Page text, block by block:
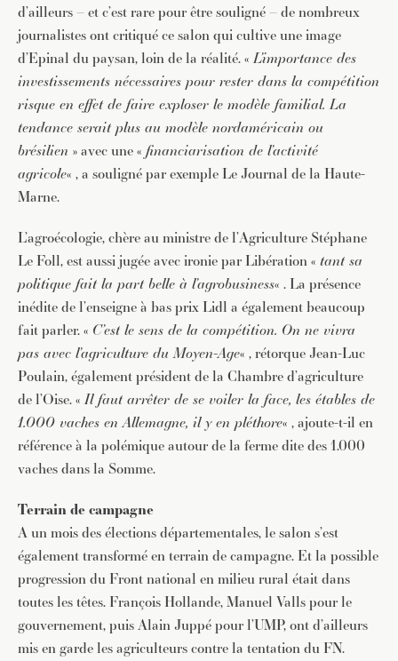
d’ailleurs – et c’est rare pour être souligné – de nombreux
journalistes ont critiqué ce salon qui cultive une image
d’Epinal du paysan, loin de la réalité. «L’importance des
investissements nécessaires pour rester dans la compétition
risque en effet de faire exploser le modèle familial. La
tendance serait plus au modèle nordaméricain ou
brésilien » avec une « financiarisation de l’activité
agricole« , a souligné par exemple Le Journal de la Haute-
Marne.
L’agroécologie, chère au ministre de l’Agriculture Stéphane
Le Foll, est aussi jugée avec ironie par Libération « tant sa
politique fait la part belle à l’agrobusiness« . La présence
inédite de l’enseigne à bas prix Lidl a également beaucoup
fait parler. « C’est le sens de la compétition. On ne vivra
pas avec l’agriculture du Moyen-Age« , rétorque Jean-Luc
Poulain, également président de la Chambre d’agriculture
de l’Oise. «Il faut arrêter de se voiler la face, les étables de
1.000 vaches en Allemagne, il y en pléthore« , ajoute-t-il en
référence à la polémique autour de la ferme dite des 1.000
vaches dans la Somme.
Terrain de campagne
A un mois des élections départementales, le salon s’est
également transformé en terrain de campagne. Et la possible
progression du Front national en milieu rural était dans
toutes les têtes. François Hollande, Manuel Valls pour le
gouvernement, puis Alain Juppé pour l’UMP, ont d’ailleurs
mis en garde les agriculteurs contre la tentation du FN.